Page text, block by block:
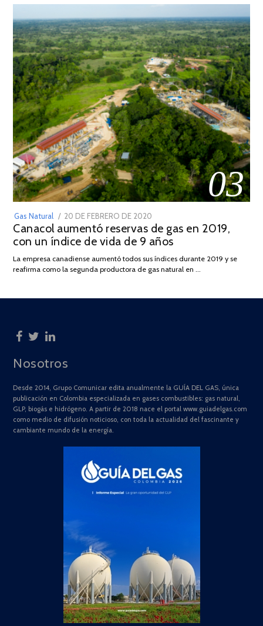
03
Gas Natural
POSTED
ON
20 DE FEBRERO DE 2020
DE
JULIO
2025
Canacol aumentó reservas de gas en 2019,
con un índice de vida de 9 años
La empresa canadiense aumentó todos sus índices durante 2019 y se
reafirma como la segunda productora de gas natural en …
Nosotros
Desde 2014, Grupo Comunicar edita anualmente la GUÍA DEL GAS, única
publicación en Colombia especializada en gases combustibles: gas natural,
GLP, biogás e hidrógeno. A partir de 2018 nace el portal www.guiadelgas.com
como medio de difusión noticioso, con toda la actualidad del fascinante y
cambiante mundo de la energía.